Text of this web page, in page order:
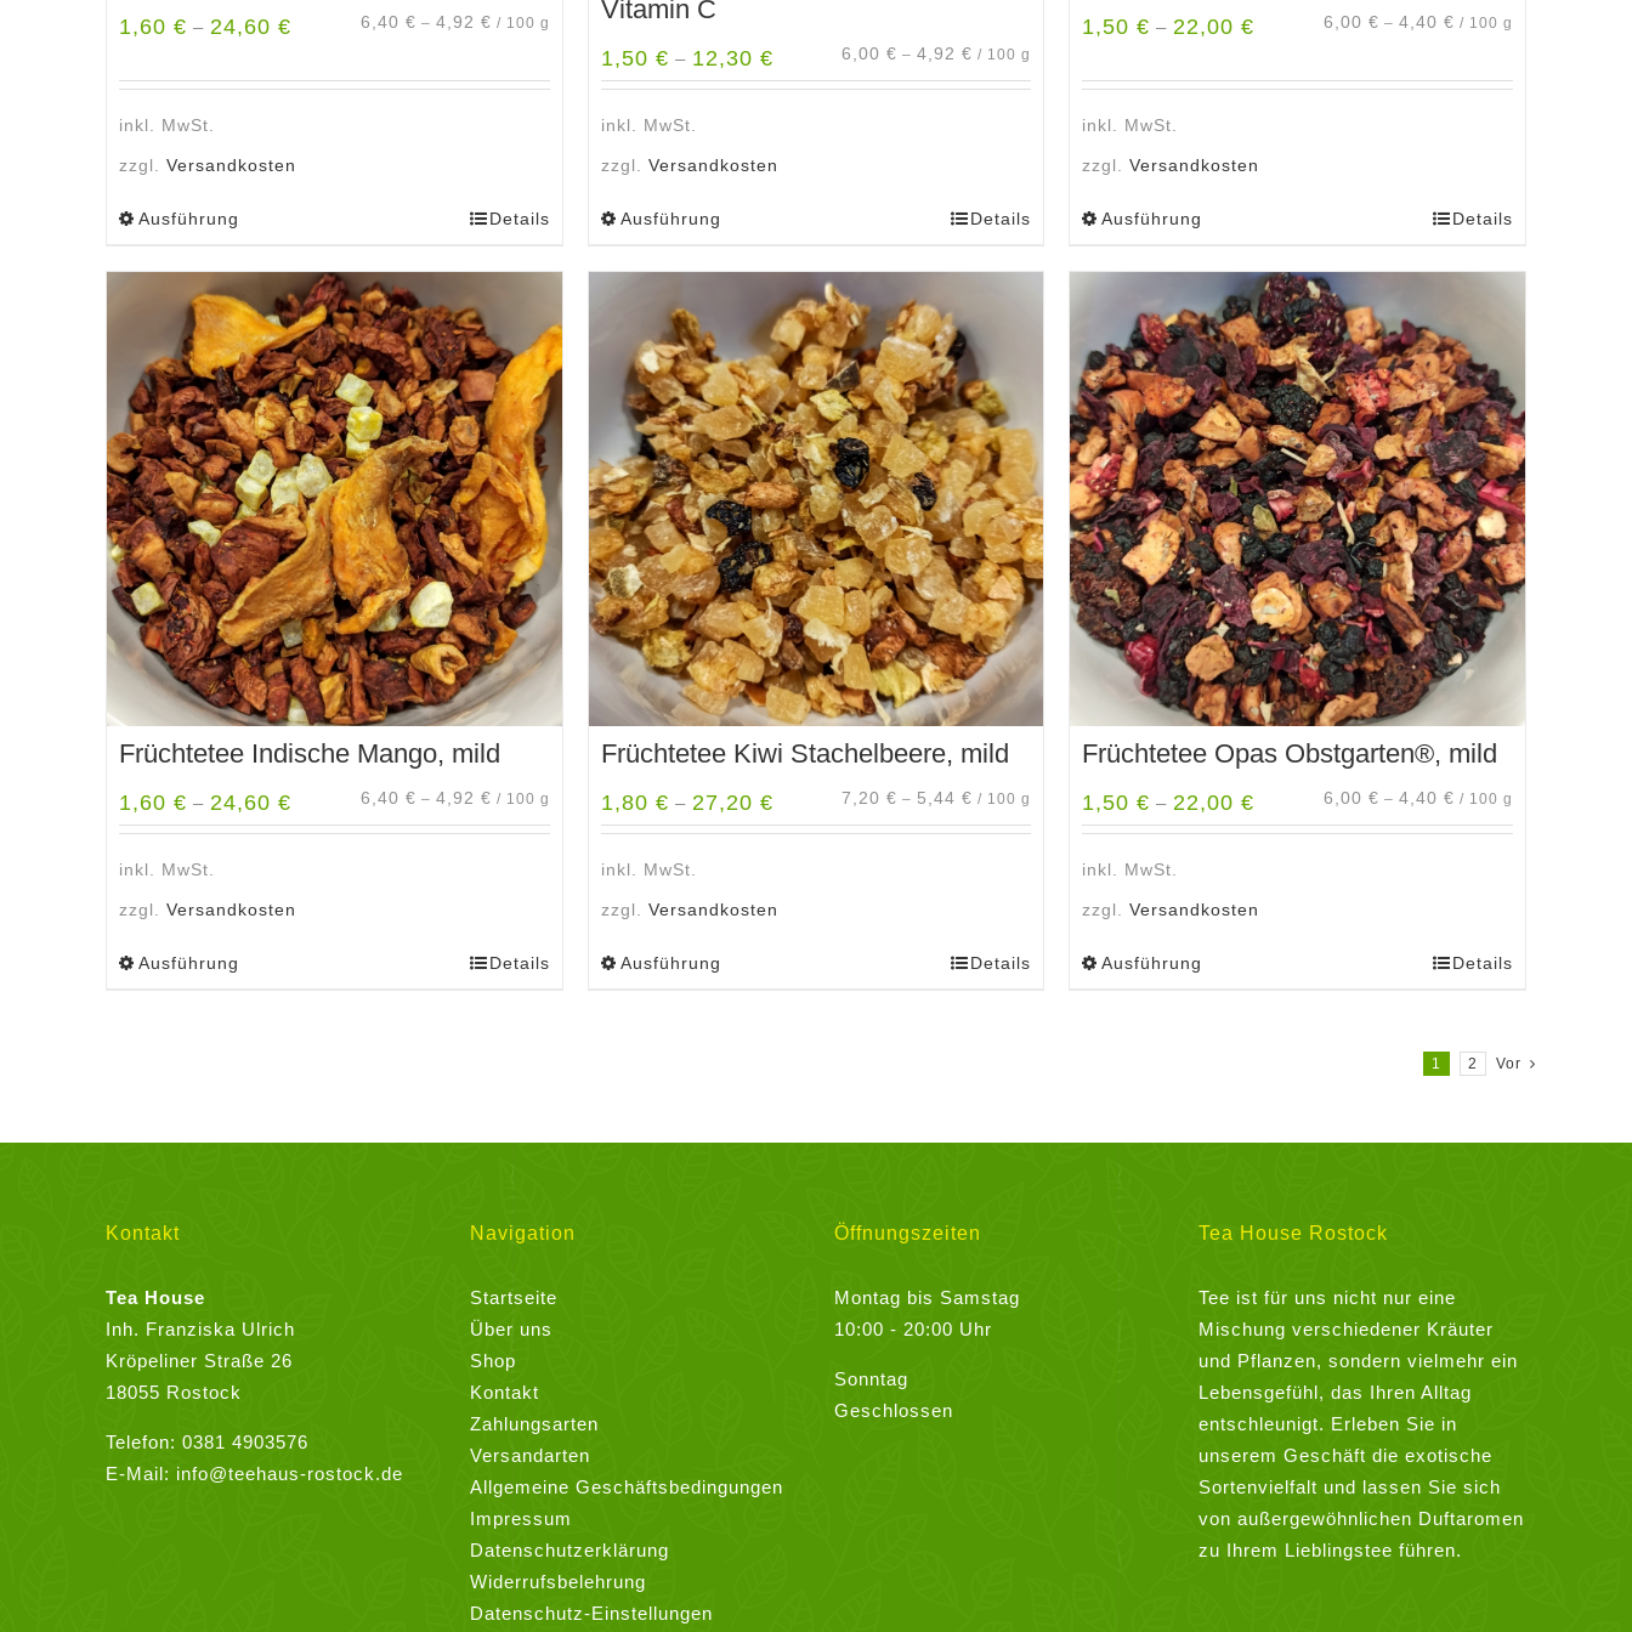
1,60 € – 24,60 € 6,40 € – 4,92 € / 100 g
inkl. MwSt.
zzgl. Versandkosten
Ausführung
mehrere
Varianten
auf.
Die
Optionen
können
auf
der
Produktseite
gewählt
werden
Details
Vitamin C
1,50 € – 12,30 € 6,00€ –4,92€ / 100 g
inkl. MwSt.
zzgl. Versandkosten
Ausführung
mehrere
Varianten
auf.
Die
Optionen
können
auf
der
Produktseite
gewählt
werden
Details
1,50€ – 22,00€ 6,00 € – 4,40 € / 100 g
inkl. MwSt.
zzgl.Versandkosten
Ausführung
weist
mehrere
Varianten
auf.
Die
Optionen
können
auf
der
Produktseite
gewählt
werden
Details
Früchtetee Indische Mango, mild
1,60 € – 24,60 € 6,40 € – 4,92 € / 100 g
inkl. MwSt.
zzgl. Versandkosten
Ausführung Details
Früchtetee Kiwi Stachelbeere, mild
1,80 € – 27,20 € 7,20€ – 5,44€ / 100 g
inkl. MwSt.
zzgl. Versandkosten
Ausführung Details
Früchtetee Opas Obstgarten®, mild
1,50€ –22,00€ 6,00 € – 4,40 € / 100 g
inkl. MwSt.
zzgl.Versandkosten
Ausführung Details
1 2 Vor
Kontakt
Tea House
Inh. Franziska Ulrich
Kröpeliner Straße 26
18055 Rostock
Telefon: 0381 4903576
E-Mail: info@teehaus-rostock.de
Navigation
Startseite
Über uns
Shop
Kontakt
Zahlungsarten
Versandarten
Allgemeine Geschäftsbedingungen
Impressum
Datenschutzerklärung
Widerrufsbelehrung
Datenschutz-Einstellungen
Öffnungszeiten
Montag bis Samstag
10:00 - 20:00 Uhr
Sonntag
Geschlossen
Tea House Rostock
Tee ist für uns nicht nur eine
Mischung verschiedener Kräuter
und Pflanzen, sondern vielmehr ein
Lebensgefühl, das Ihren Alltag
entschleunigt. Erleben Sie in
unserem Geschäft die exotische
Sortenvielfalt und lassen Sie sich
von außergewöhnlichen Duftaromen
zu Ihrem Lieblingstee führen.